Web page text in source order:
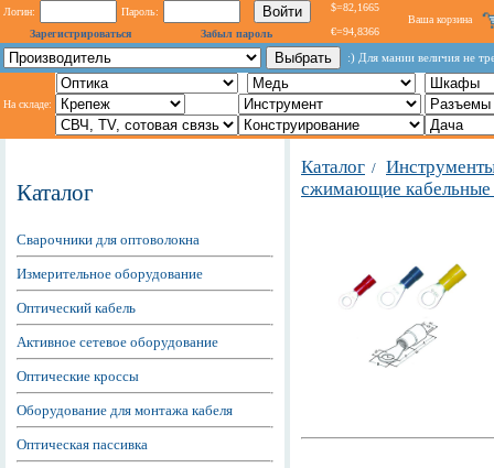
Логин:
Пароль:
Зарегистрироваться
Забыл пароль
$=82,1665
€=94,8366
Ваша корзина
:) Для мании величия не
На складе:
Каталог
Сварочники для оптоволокна
Измерительное оборудование
Оптический кабель
Активное сетевое оборудование
Оптические кроссы
Оборудование для монтажа кабеля
Оптическая пассивка
Каталог /
сжимающие кабельные